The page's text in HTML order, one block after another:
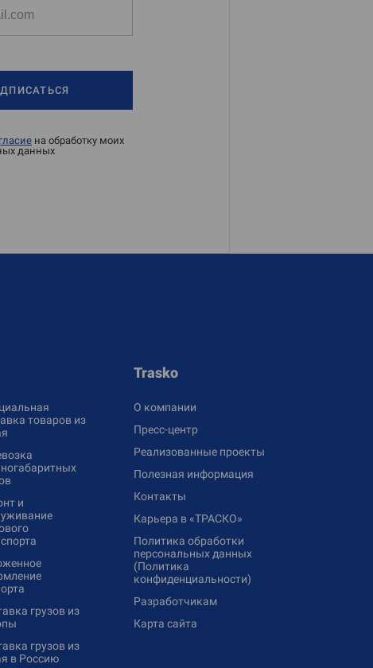
на обработку моих
данных
товаров из
и
грузов из
грузов из
в Россию
Trasko
О компании
Пресс-центр
Реализованные проекты
Полезная информация
Контакты
Карьера в «ТРАСКО»
Политика обработки
персональных данных
(Политика
конфиденциальности)
Разработчикам
Карта сайта